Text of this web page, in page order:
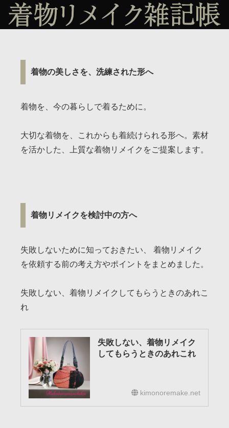
着物の美しさを、洗練された形へ
着物を、今の暮らしで着るために。
大切な着物を、これからも着続けられる形へ。素材
を活かした、上質な着物リメイクをご提案します。
着物リメイクを検討中の方へ
失敗しないために知っておきたい、 着物リメイク
を依頼する前の考え方やポイントをまとめました。
失敗しない、着物リメイクしてもらうときのあれこ
れ
失敗しない、着物リメイク
してもらうときのあれこれ
kimonoremake.net